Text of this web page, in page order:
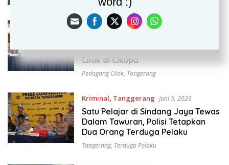
Kriminal,Tanggerang Juni 8, 2026
Tersangka Pembunuhan Pedagang
Cilok di Cikupa
Pedagang Cilok, Tangerang
Kriminal, Tanggerang Juni 5, 2026
Satu Pelajar di Sindang Jaya Tewas
Dalam Tawuran, Polisi Tetapkan
Dua Orang Terduga Pelaku
Tangerang, Terduga Pelaku